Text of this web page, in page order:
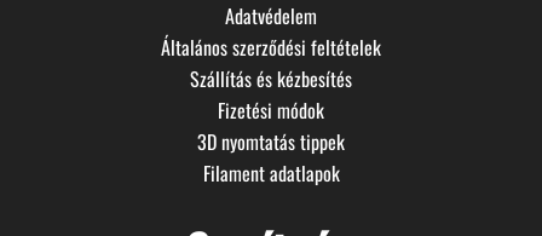
Adatvédelem
Általános szerződési feltételek
Szállítás és kézbesítés
Fizetési módok
3D nyomtatás tippek
Filament adatlapok